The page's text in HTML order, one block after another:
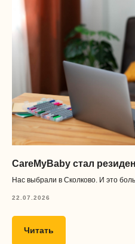
CareMyBaby стал
Нас выбрали в Сколково. И это
22.07.2026
Читать